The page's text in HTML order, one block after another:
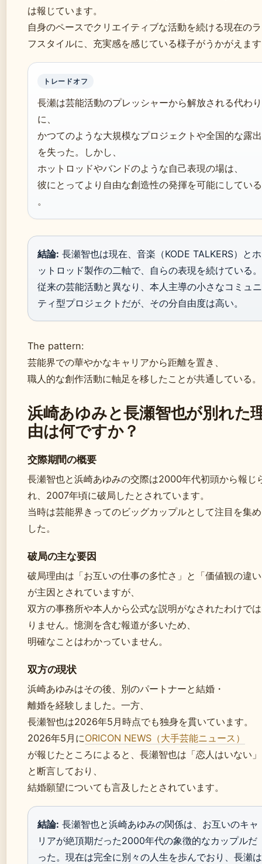
は報じています。
自身のペースでクリエイティブな活動を続ける現在の
フスタイルに、充実感を感じている様子がうかがえま
トレードオフ
長瀬は芸能活動のプレッシャーから解放される代わり
に、
かつてのような大規模なプロジェクトや全国的な露出
を失った。しかし、
ホットロッドやバンドのような自己表現の場は、
彼にとってより自由な創造性の発揮を可能にしている
。
結論: 長瀬智也は現在、音楽（KODE TALKERS）とホ
ットロッド製作の二軸で、自らの表現を続けている。
従来の芸能活動と異なり、本人主導の小さなコミュニ
ティ型プロジェクトだが、その分自由度は高い。
The pattern:
芸能界での華やかなキャリアから距離を置き、
職人的な創作活動に軸足を移したことが共通している。
浜崎あゆみと長瀬智也が別れた
由は何ですか？
交際期間の概要
長瀬智也と浜崎あゆみの交際は2000年代初頭から報じ
れ、2007年頃に破局したとされています。
当時は芸能界きってのビッグカップルとして注目を集
した。
破局の主な要因
破局理由は「お互いの仕事の多忙さ」と「価値観の違
が主因とされていますが、
双方の事務所や本人から公式な説明がなされたわけで
りません。憶測を含む報道が多いため、
明確なことはわかっていません。
双方の現状
浜崎あゆみはその後、別のパートナーと結婚・
離婚を経験しました。一方、
長瀬智也は2026年5月時点でも独身を貫いています。
2026年5月にORICON NEWS（大手芸能ニュース）
が報じたところによると、長瀬智也は「恋人はいない」
と断言しており、
結婚願望についても言及したとされています。
結論: 長瀬智也と浜崎あゆみの関係は、お互いのキャ
リアが絶頂期だった2000年代の象徴的なカップルだ
った。現在は完全に別々の人生を歩んでおり、長瀬は